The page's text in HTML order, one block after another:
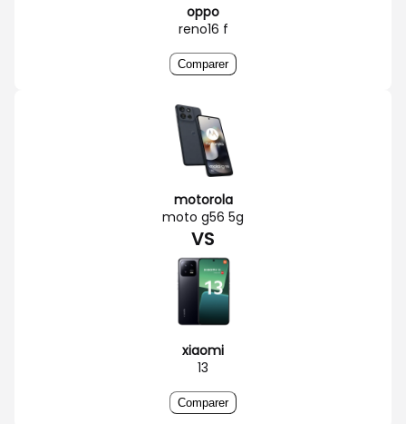
oppo
reno16 f
Comparer
motorola
moto g56 5g
VS
xiaomi
13
Comparer